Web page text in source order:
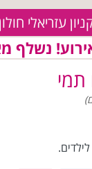
עזריאלי
נשלף